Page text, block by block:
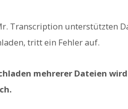
Transcription unterstützten
tritt ein Fehler auf.
mehrerer Dateien